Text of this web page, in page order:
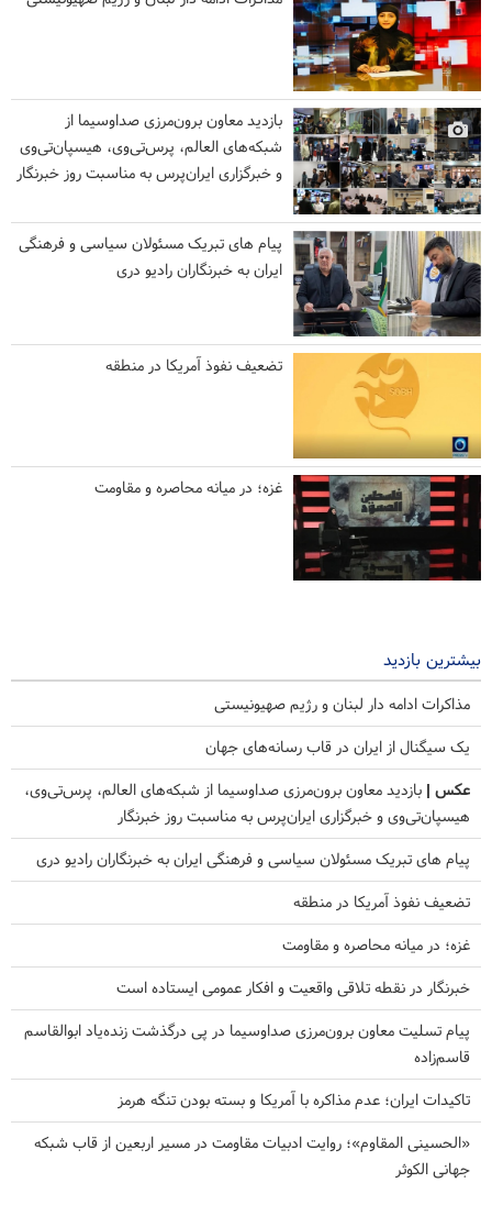
بازدید معاون برون‌مرزی صداوسیما از
شبکه‌های العالم، پرس‌تی‌وی، هیسپان‌تی‌وی
و خبرگزاری ایران‌پرس به مناسبت روز خبرنگار
پیام های تبریک مسئولان سیاسی و فرهنگی
ایران به خبرنگاران رادیو دری
تضعیف نفوذ آمریکا در منطقه
غزه؛ در میانه محاصره و مقاومت
بیشترین بازدید
مذاکرات ادامه دار لبنان و رژیم صهیونیستی
یک سیگنال از ایران در قاب رسانه‌های جهان
عکس | بازدید معاون برون‌مرزی صداوسیما از شبکه‌های العالم، پرس‌تی‌وی،
هیسپان‌تی‌وی و خبرگزاری ایران‌پرس به مناسبت روز خبرنگار
پیام های تبریک مسئولان سیاسی و فرهنگی ایران به خبرنگاران رادیو دری
تضعیف نفوذ آمریکا در منطقه
غزه؛ در میانه محاصره و مقاومت
خبرنگار در نقطه تلاقی واقعیت و افکار عمومی ایستاده است
پیام تسلیت معاون برون‌مرزی صداوسیما در پی درگذشت زنده‌یاد ابوالقاسم
قاسم‌زاده
تاکیدات ایران؛ عدم مذاکره با آمریکا و بسته بودن تنگه هرمز
«الحسینی المقاوم»؛ روایت ادبیات مقاومت در مسیر اربعین از قاب شبکه
جهانی الکوثر